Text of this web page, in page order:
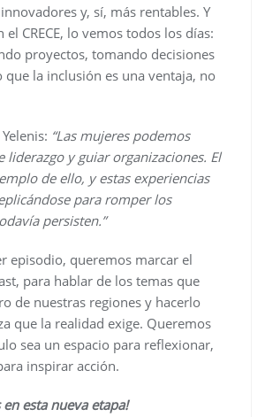
y, sí, más rentables. Y
CRECE, lo vemos todos los días:
proyectos, tomando decisiones
la inclusión es una ventaja, no
“Las mujeres podemos
liderazgo y guiar organizaciones. El
de ello, y estas experiencias
para romper los
persisten.”
episodio, queremos marcar el
para hablar de los temas que
de nuestras regiones y hacerlo
que la realidad exige. Queremos
sea un espacio para reflexionar,
inspirar acción.
en esta nueva etapa!